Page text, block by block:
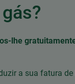
lhe
a sua fatura